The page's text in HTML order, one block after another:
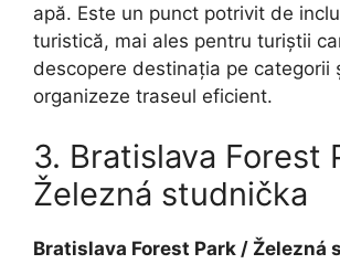
apă. Este un punct potrivit de
turistică, mai ales pentru turiștii
descopere destinația pe categorii
organizeze traseul eficient.
3. Bratislava Forest
Železná studnička
Bratislava Forest Park / Železná